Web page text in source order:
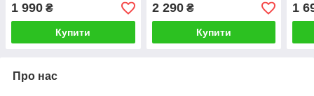
1 990 ₴
Купити
2 290₴
Купити
1
Про нас